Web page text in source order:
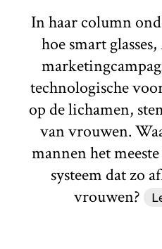
In haar column
hoe smart
technologische
op de lichamen,
van vrouwen.
mannen het
systeem dat zo
vrouwen?